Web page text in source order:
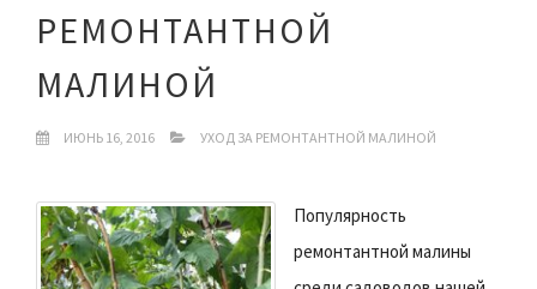
РЕМОНТАНТНОЙ
МАЛИНОЙ
ИЮНЬ 16, 2016 УХОД ЗА РЕМОНТАНТНОЙ МАЛИНОЙ
Популярность
ремонтантной малины